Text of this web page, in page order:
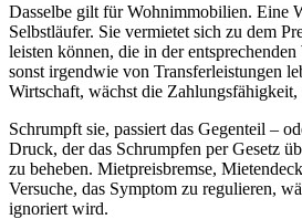
Dasselbe gilt für Wohnimmobilien. Eine
Selbstläufer. Sie vermietet sich zu dem
leisten können, die in der
sonst irgendwie von Transferleistungen
Wirtschaft, wächst die Zahlungsfähigkeit,
Schrumpft sie, passiert das Gegenteil –
Druck, der das Schrumpfen per Gesetz
zu beheben. Mietpreisbremse,
Versuche, das Symptom zu regulieren,
ignoriert wird.